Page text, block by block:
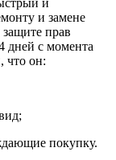
и
и замене
прав
дней с момента
что он:
покупку.